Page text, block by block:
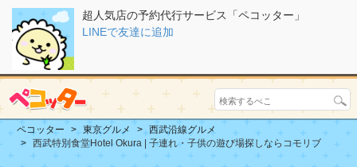
超人気店の予約代行サービス「ペコッター」
LINEで友達に追加
ペコッター 東京グルメ
西武沿線グルメ
西武特別食堂Hotel Okura | 子連れ・子供の遊び場探しならコモリブ